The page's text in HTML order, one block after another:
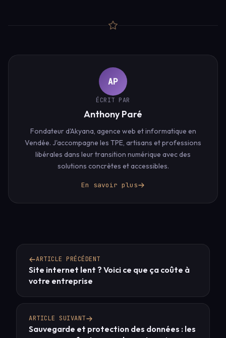
AP
ÉCRIT PAR
Anthony Paré
Fondateur d'Akyana, agence web et informatique en
Vendée. J'accompagne les TPE, artisans et professions
libérales dans leur transition numérique avec des
solutions concrètes et accessibles.
En savoir plus
ARTICLE PRÉCÉDENT
Site internet lent ? Voici ce que ça coûte à
votre entreprise
ARTICLE SUIVANT
Sauvegarde et protection des données : les